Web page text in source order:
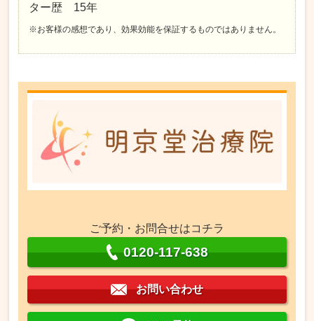
ター歴 15年
※お客様の感想であり、効果効能を保証するものではありません。
ご予約・お問合せはコチラ
0120-117-638
お問い合わせ